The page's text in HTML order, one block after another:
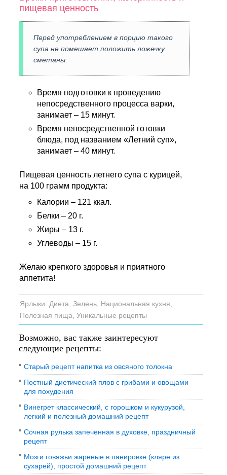
пищевая ценность
Перед употреблением в порцию такого
супа не помешает положить ложечку
сметаны.
Время подготовки к проведению
непосредственного процесса варки,
занимает – 15 минут.
Время непосредственной готовки
блюда, под названием «Летний суп»,
занимает – 40 минут.
Пищевая ценность летнего супа с курицей,
на 100 грамм продукта:
Калории – 121 ккал.
Белки – 20 г.
Жиры – 13 г.
Углеводы – 15 г.
Желаю крепкого здоровья и приятного
аппетита!
Ярлыки: Диета Зелень Национальная кухня
Полезная пища ,Уникальные рецепты
Возможно, вас также заинтересуют
следующие рецепты:
Старый рецепт напитка из овсяного толокна
Постный диетический плов с грибами и овощами
для похудения
Винегрет классический, с горошком и кукурузой,
легкий и полезный домашний рецепт
Сочная рулька запеченная в духовке, праздничный
рецепт
Мозги говяжьи жареные в панировке (кляре из
сухарей), простой домашний рецепт